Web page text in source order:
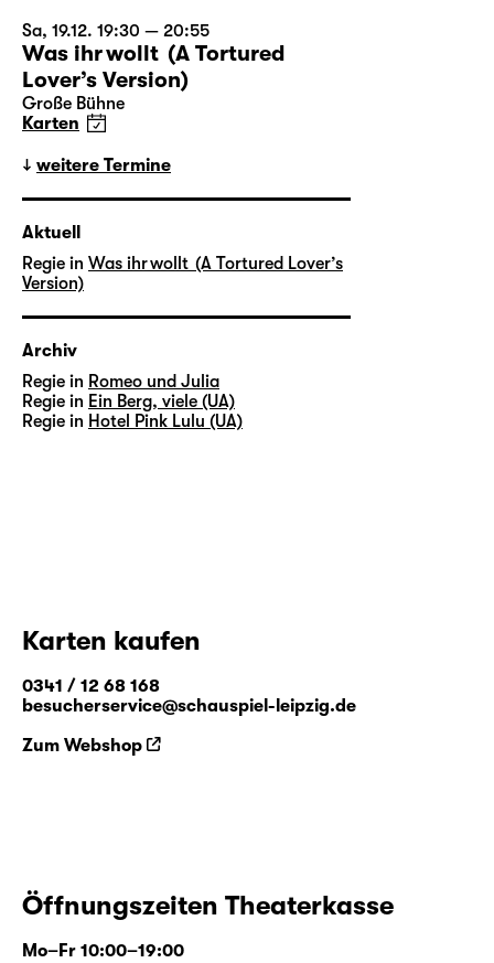
Sa, 19.12. 19:30 — 20:55
Was ihr wollt (A Tortured
Lover’s Version)
Große Bühne
Karten
weitere Termine
Aktuell
Regie in Was ihr wollt (A Tortured Lover’s
Version)
Archiv
Regie in Romeo und Julia
Regie in Ein Berg, viele (UA)
Regie in Hotel Pink Lulu (UA)
Karten kaufen
0341 / 12 68 168
besucherservice@schauspiel-leipzig.de
Zum Webshop
Öffnungszeiten Theaterkasse
Mo–Fr 10:00–19:00